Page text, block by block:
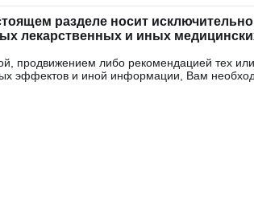
разделе носит
лекарственных и иных
продвижением либо рекомендацией тех
эффектов и иной информации, Вам